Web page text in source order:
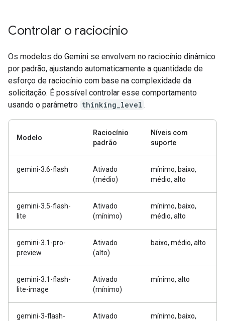
Controlar o raciocínio
Os modelos do Gemini se envolvem no raciocínio dinâmico
por padrão, ajustando automaticamente a quantidade de
esforço de raciocínio com base na complexidade da
solicitação. É possível controlar esse comportamento
usando o parâmetro thinking_level .
Modelo
Raciocínio
padrão
Níveis com
suporte
gemini-3.6-flash
Ativado
(médio)
mínimo, baixo,
médio, alto
gemini-3.5-flash-
lite
Ativado
(mínimo)
mínimo, baixo,
médio, alto
gemini-3.1-pro-
preview
Ativado
(alto)
baixo, médio, alto
gemini-3.1-flash-
lite-image
Ativado
(mínimo)
mínimo, alto
gemini-3-flash-
Ativado
mínimo, baixo,